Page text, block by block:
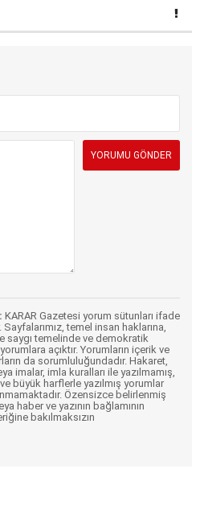
KARAR Gazetesi yorum sütunları ifade
temel insan haklarına,
saygı temelinde ve demokratik
açıktır. Yorumların içerik ve
da sorumluluğundadır. Hakaret,
imalar, imla kuralları ile yazılmamış,
büyük harflerle yazılmış yorumlar
Özensizce belirlenmiş
haber ve yazının bağlamının
bakılmaksızın